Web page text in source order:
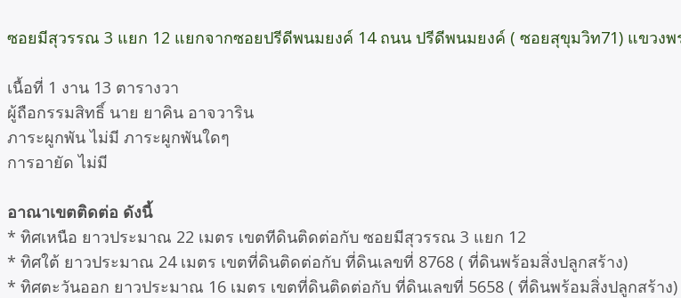
ซอยมีสุวรรณ 3 แยก 12 แยกจากซอยปรีดีพนมยงค์ 14 ถนน ปรีดีพนมยงค์ ( ซอยสุขุมวิท71) แขวงพ
เนื้อที่ 1 งาน 13 ตารางวา
ผู้ถือกรรมสิทธิ์ นาย ยาคิน อาจวาริน
ภาระผูกพัน ไม่มี ภาระผูกพันใดๆ
การอายัด ไม่มี
อาณาเขตติดต่อ ดังนี้
* ทิศเหนือ ยาวประมาณ 22 เมตร เขตทีดินติดต่อกับ ซอยมีสุวรรณ 3 แยก 12
* ทิศใต้ ยาวประมาณ 24 เมตร เขตที่ดินติดต่อกับ ที่ดินเลขที่ 8768 ( ที่ดินพร้อมสิ่งปลูกสร้าง)
* ทิศตะวันออก ยาวประมาณ 16 เมตร เขตที่ดินติดต่อกับ ที่ดินเลขที่ 5658 ( ที่ดินพร้อมสิ่งปลูกสร้าง)